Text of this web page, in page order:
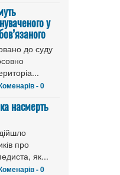
у
до суду
- 0
насмерть
про
як...
- 0